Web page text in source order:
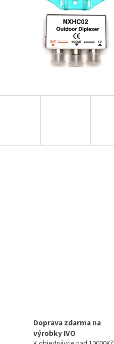
Doprava zdarma na
výrobky IVO